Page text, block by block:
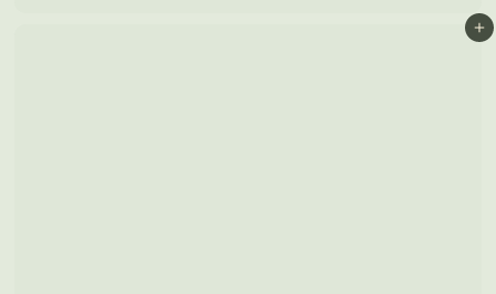
In den Einkaufswagen legen